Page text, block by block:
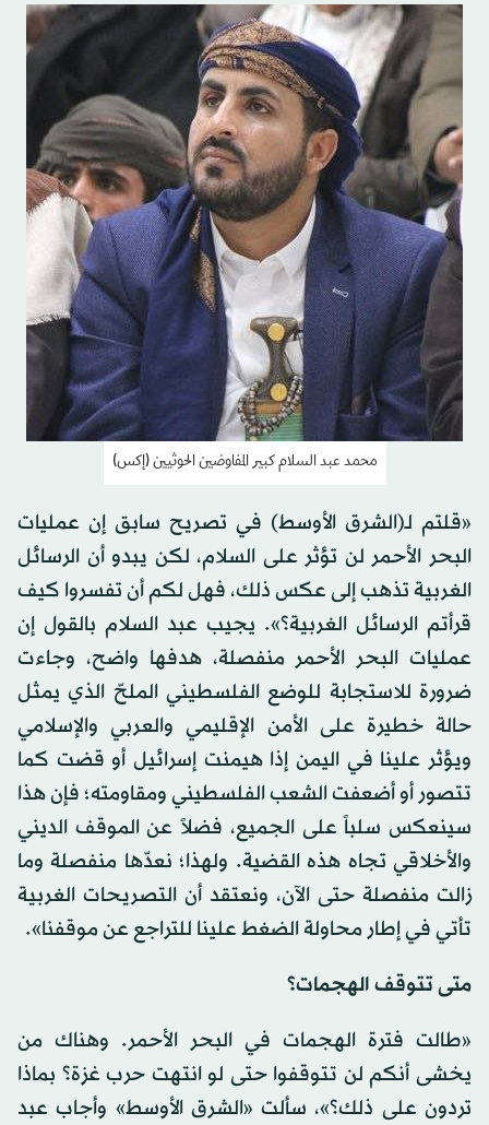
محمد عبد السلام كبير المفاوضين الحوثيين (إكس)
«قلتم لـ(الشرق الأوسط) في تصريح سابق إن عمليات
البحر الأحمر لن تؤثر على السلام، لكن يبدو أن الرسائل
الغربية تذهب إلى عكس ذلك، فهل لكم أن تفسروا كيف
قرأتم الرسائل الغربية؟». يجيب عبد السلام بالقول إن
عمليات البحر الأحمر منفصلة، هدفها واضح، وجاءت
ضرورة للاستجابة للوضع الفلسطيني الملحّ الذي يمثل
حالة خطيرة على الأمن الإقليمي والعربي والإسلامي
ويؤثر علينا في اليمن إذا هيمنت إسرائيل أو قضت كما
تتصور أو أضعفت الشعب الفلسطيني ومقاومته؛ فإن هذا
سينعكس سلباً على الجميع، فضلاً عن الموقف الديني
والأخلاقي تجاه هذه القضية. ولهذا؛ نعدّها منفصلة وما
زالت منفصلة حتى الآن، ونعتقد أن التصريحات الغربية
تأتي في إطار محاولة الضغط علينا للتراجع عن موقفنا».
متى تتوقف الهجمات؟
«طالت فترة الهجمات في البحر الأحمر. وهناك من
يخشى أنكم لن تتوقفوا حتى لو انتهت حرب غزة؟ بماذا
تردون على ذلك؟»، سألت «الشرق الأوسط» وأجاب عبد